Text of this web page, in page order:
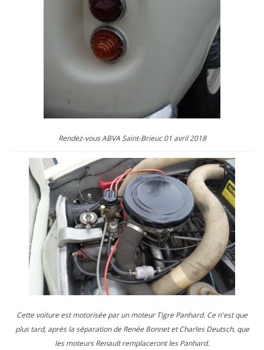
Rendez-vous ABVA Saint-Brieuc 01 avril 2018
Cette voiture est motorisée par un moteur Tigre Panhard. Ce n'est que
plus tard, après la séparation de Renée Bonnet et Charles Deutsch, que
les moteurs Renault remplaceront les Panhard.